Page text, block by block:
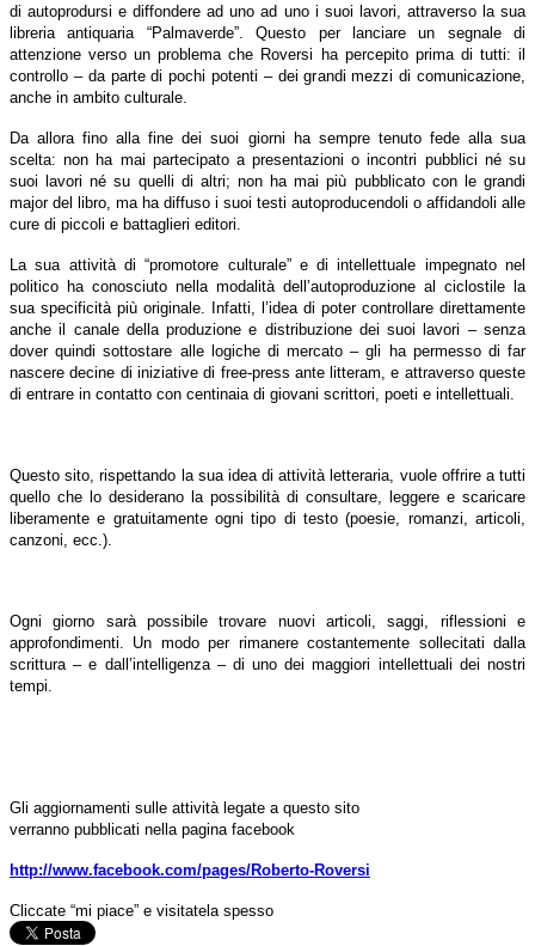
di autoprodursi e diffondere ad uno ad uno i suoi lavori, attraverso la sua
libreria antiquaria “Palmaverde”. Questo per lanciare un segnale di
attenzione verso un problema che Roversi ha percepito prima di tutti: il
controllo – da parte di pochi potenti – dei grandi mezzi di comunicazione,
anche in ambito culturale.
Da allora fino alla fine dei suoi giorni ha sempre tenuto fede alla sua
scelta: non ha mai partecipato a presentazioni o incontri pubblici né su
suoi lavori né su quelli di altri; non ha mai più pubblicato con le grandi
major del libro, ma ha diffuso i suoi testi autoproducendoli o affidandoli alle
cure di piccoli e battaglieri editori.
La sua attività di “promotore culturale” e di intellettuale impegnato nel
politico ha conosciuto nella modalità dell’autoproduzione al ciclostile la
sua specificità più originale. Infatti, l’idea di poter controllare direttamente
anche il canale della produzione e distribuzione dei suoi lavori – senza
dover quindi sottostare alle logiche di mercato – gli ha permesso di far
nascere decine di iniziative di free-press ante litteram, e attraverso queste
di entrare in contatto con centinaia di giovani scrittori, poeti e intellettuali.
Questo sito, rispettando la sua idea di attività letteraria, vuole offrire a tutti
quello che lo desiderano la possibilità di consultare, leggere e scaricare
liberamente e gratuitamente ogni tipo di testo (poesie, romanzi, articoli,
canzoni, ecc.).
Ogni giorno sarà possibile trovare nuovi articoli, saggi, riflessioni e
approfondimenti. Un modo per rimanere costantemente sollecitati dalla
scrittura – e dall’intelligenza – di uno dei maggiori intellettuali dei nostri
tempi.
Gli aggiornamenti sulle attività legate a questo sito
verranno pubblicati nella pagina facebook
http://www.facebook.com/pages/Roberto-Roversi
Cliccate “mi piace” e visitatela spesso